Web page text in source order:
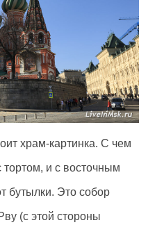
храм-картинка. С чем
тортом, и с восточным
бутылки. Это собор
(с этой стороны